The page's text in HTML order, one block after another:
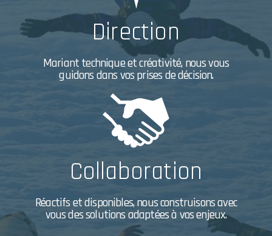
Direction
Mariant technique et créativité, nous vous
guidons dans vos prises de décision.
Collaboration
Réactifs et disponibles, nous construisons avec
vous des solutions adaptées à vos enjeux.